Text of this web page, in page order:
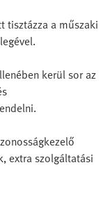
tisztázza a műszaki
kerül sor az
extra szolgáltatási